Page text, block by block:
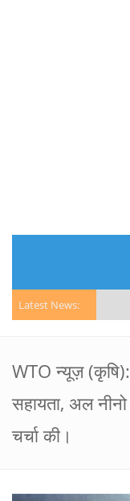
Latest News:
WTO न्यूज़
सहायता, अल
चर्चा की।